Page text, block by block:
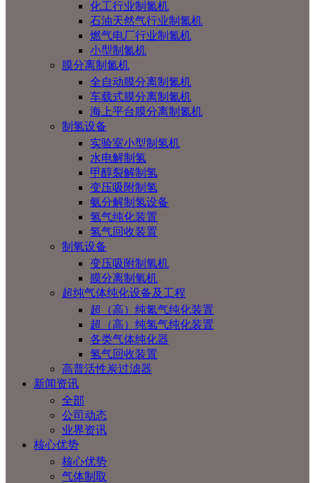
化工行业制氮机
石油天然气行业制氮机
燃气电厂行业制氮机
小型制氮机
膜分离制氮机
全自动膜分离制氮机
车载式膜分离制氮机
海上平台膜分离制氮机
制氢设备
实验室小型制氢机
水电解制氢
甲醇裂解制氢
变压吸附制氢
氨分解制氢设备
氢气纯化装置
氢气回收装置
制氧设备
变压吸附制氧机
膜分离制氧机
超纯气体纯化设备及工程
超（高）纯氮气纯化装置
超（高）纯氢气纯化装置
各类气体纯化器
氢气回收装置
高普活性炭过滤器
新闻资讯
全部
公司动态
业界资讯
核心优势
核心优势
气体制取